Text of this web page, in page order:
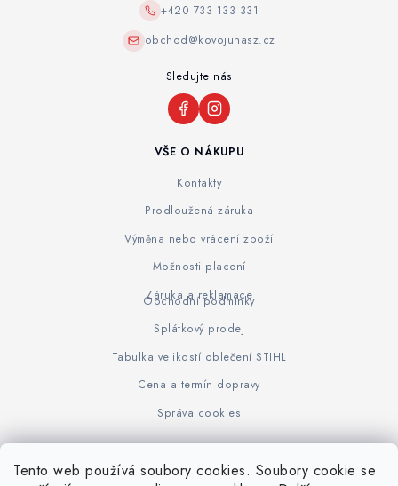
Tento web používá soubory cookies. Soubory cookie se
VŠE O NÁKUPU
Kontakty
Prodloužená záruka
Výměna nebo vrácení zboží
Možnosti placení
Záruka a reklamace
Obchodní podmínky
Splátkový prodej
Tabulka velikostí oblečení STIHL
Cena a termín dopravy
Správa cookies
+420 733 133 331
obchod@kovojuhasz.cz
Sledujte nás